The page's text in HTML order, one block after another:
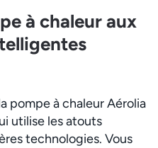
à chaleur aux
pompe à chaleur Aérolia
utilise les atouts
technologies. Vous